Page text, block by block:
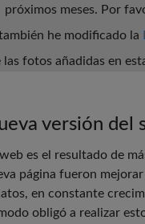
próximos meses. Por
he modificado la
fotos añadidas en
versión
es el resultado de
página fueron
en constante
obligó a realizar